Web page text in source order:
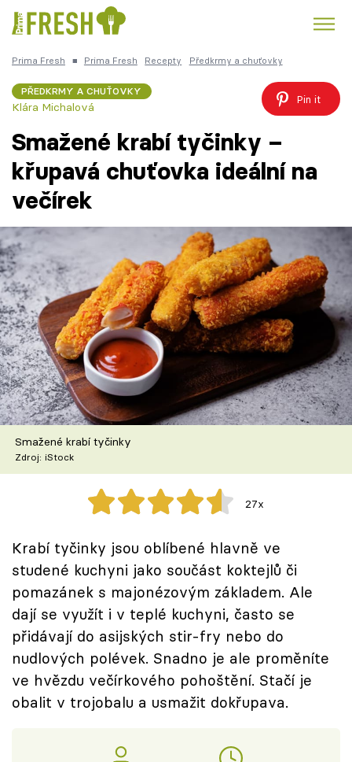
Česká kuchyně
Témata
Recepty
Články
TV Program
Škola vaření
Recepty z TV
Speciál: Cuketa
Těhotnej kuchař
Přihlášení
Sledujte nás
Prima Fresh ■ Prima Fresh Recepty Předkrmy a chuťovky
PŘEDKRMY A CHUŤOVKY
Klára Michalová
Pin it
Smažené krabí tyčinky –
křupavá chuťovka ideální na
večírek
Smažené krabí tyčinky
Zdroj: iStock
27x
Krabí tyčinky jsou oblíbené hlavně ve
studené kuchyni jako součást koktejlů či
pomazánek s majonézovým základem. Ale
dají se využít i v teplé kuchyni, často se
přidávají do asijských stir-fry nebo do
nudlových polévek. Snadno je ale proměníte
ve hvězdu večírkového pohoštění. Stačí je
obalit v trojobalu a usmažit dokřupava.